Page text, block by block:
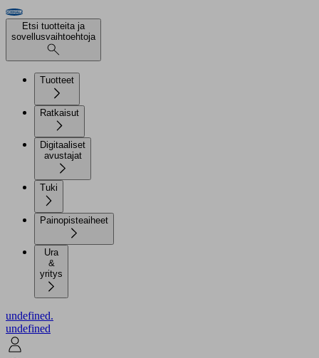
Etsi tuotteita ja
sovellusvaihtoehtoja
Tuotteet
Ratkaisut
Digitaaliset
avustajat
Tuki
Painopisteaiheet
Ura
&
yritys
undefined.
undefined